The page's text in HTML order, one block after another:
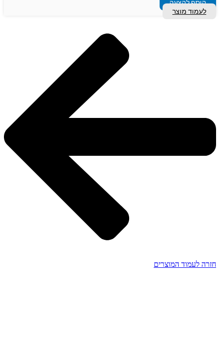
הוסף להצעה
לעמוד מוצר
חזרה לעמוד המוצרים